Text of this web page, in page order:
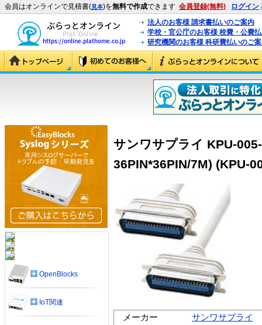
会員はオンラインで見積書(見本)を無料で作成できます 会員登録(無料) ログイン
法人のお客様 請求書払いのご案内
学校・官公庁のお客様 校費・公費
研究機関のお客様 科研費払いのご
サンワサプライ KPU-
36PIN*36PIN/7M) (KPU-
メーカー
サンワサプライ
OpenBlocks
IoT関連